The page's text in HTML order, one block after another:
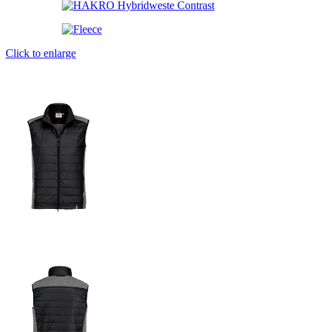
Click to enlarge